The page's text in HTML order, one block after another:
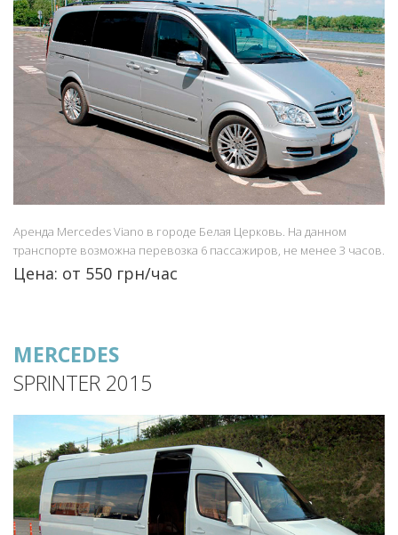
Аренда Mercedes Viano в городе Белая Церковь. На данном
транспорте возможна перевозка 6 пассажиров, не менее 3 часов.
Цена: от 550 грн/час
MERCEDES
SPRINTER 2015